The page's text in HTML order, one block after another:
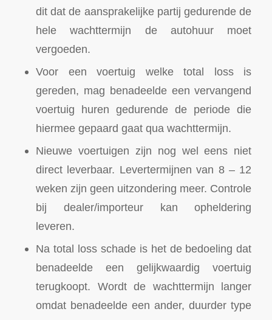
dit dat de aansprakelijke partij gedurende de
hele wachttermijn de autohuur moet
vergoeden.
Voor een voertuig welke total loss is
gereden, mag benadeelde een vervangend
voertuig huren gedurende de periode die
hiermee gepaard gaat qua wachttermijn.
Nieuwe voertuigen zijn nog wel eens niet
direct leverbaar. Levertermijnen van 8 – 12
weken zijn geen uitzondering meer. Controle
bij dealer/importeur kan opheldering
leveren.
Na total loss schade is het de bedoeling dat
benadeelde een gelijkwaardig voertuig
terugkoopt. Wordt de wachttermijn langer
omdat benadeelde een ander, duurder type